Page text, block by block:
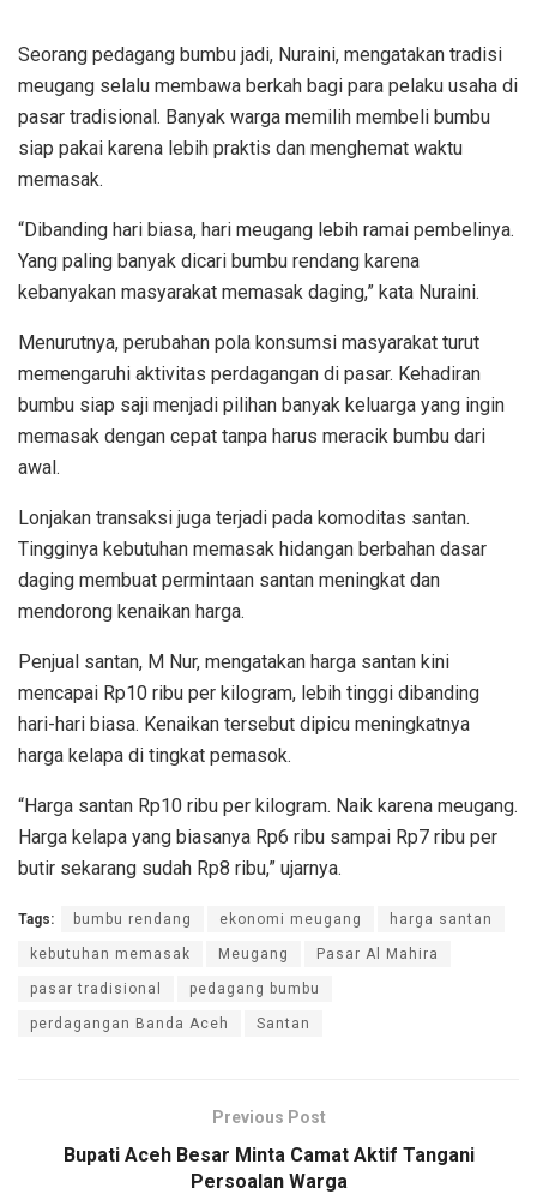
Seorang pedagang bumbu jadi, Nuraini, mengatakan tradisi
meugang selalu membawa berkah bagi para pelaku usaha di
pasar tradisional. Banyak warga memilih membeli bumbu
siap pakai karena lebih praktis dan menghemat waktu
memasak.
“Dibanding hari biasa, hari meugang lebih ramai pembelinya.
Yang paling banyak dicari bumbu rendang karena
kebanyakan masyarakat memasak daging,” kata Nuraini.
Menurutnya, perubahan pola konsumsi masyarakat turut
memengaruhi aktivitas perdagangan di pasar. Kehadiran
bumbu siap saji menjadi pilihan banyak keluarga yang ingin
memasak dengan cepat tanpa harus meracik bumbu dari
awal.
Lonjakan transaksi juga terjadi pada komoditas santan.
Tingginya kebutuhan memasak hidangan berbahan dasar
daging membuat permintaan santan meningkat dan
mendorong kenaikan harga.
Penjual santan, M Nur, mengatakan harga santan kini
mencapai Rp10 ribu per kilogram, lebih tinggi dibanding
hari-hari biasa. Kenaikan tersebut dipicu meningkatnya
harga kelapa di tingkat pemasok.
“Harga santan Rp10 ribu per kilogram. Naik karena meugang.
Harga kelapa yang biasanya Rp6 ribu sampai Rp7 ribu per
butir sekarang sudah Rp8 ribu,” ujarnya.
Tags: bumbu rendang ekonomi meugang harga santan
kebutuhan memasak Meugang Pasar Al Mahira
pasar tradisional pedagang bumbu
perdagangan Banda Aceh Santan
Previous Post
Bupati Aceh Besar Minta Camat Aktif Tangani
Persoalan Warga